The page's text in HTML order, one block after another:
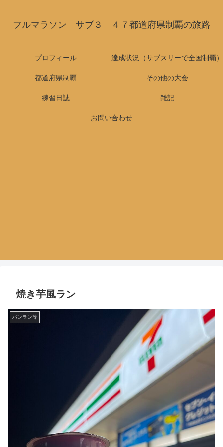
フルマラソン サブ３ ４７都道府県制覇の旅路
プロフィール 達成状況（サブスリーで全国制覇）
都道府県制覇 その他の大会
練習日誌 雑記
お問い合わせ
焼き芋風ラン
パンラン等